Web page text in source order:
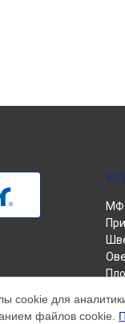
DCP-1602R
cookie для
файлов cookie.